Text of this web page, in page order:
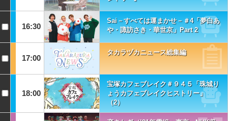
16:30
Sai－すべては運まかせ－＃4「夢白あ
や・諏訪さき・華世京」Part 2
17:00
タカラヅカニュース総集編
18:00
宝塚カフェブレイク＃９４５「珠城り
ょうカフェブレイクヒストリー」
（2）